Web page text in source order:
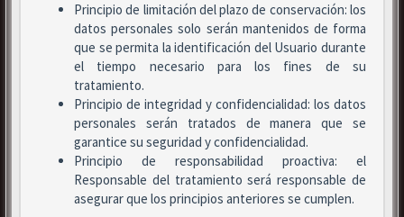
Principio de limitación del plazo de conservación: los
datos personales solo serán mantenidos de forma
que se permita la identificación del Usuario durante
el tiempo necesario para los fines de su
tratamiento.
Principio de integridad y confidencialidad: los datos
personales serán tratados de manera que se
garantice su seguridad y confidencialidad.
Principio de responsabilidad proactiva: el
Responsable del tratamiento será responsable de
asegurar que los principios anteriores se cumplen.